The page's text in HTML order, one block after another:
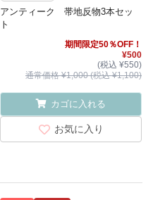
アンティーク 帯地反物3本セッ
ト
期間限定50％OFF！
¥500
(税込 ¥550)
通常価格 ¥1,000 (税込 ¥1,100)
カゴに入れる
お気に入り